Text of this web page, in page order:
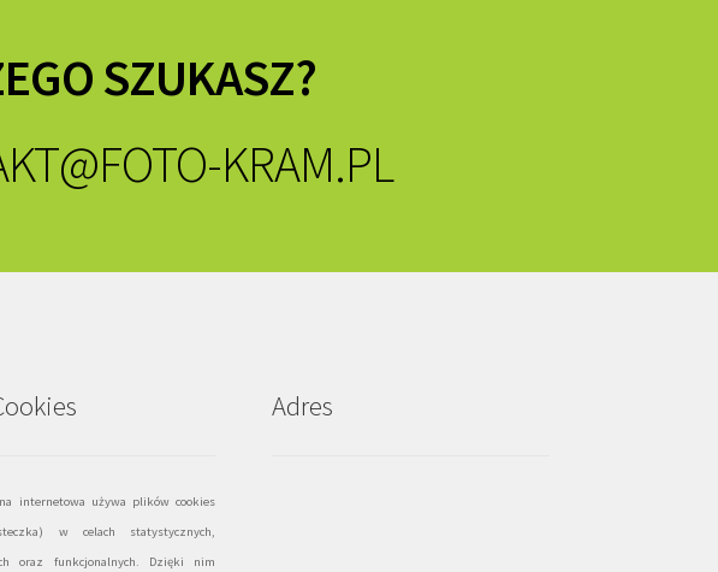
SZUKASZ?
KRAM.PL
internetowa używa plików cookies
w celach statystycznych,
oraz funkcjonalnych. Dzięki nim
Adres